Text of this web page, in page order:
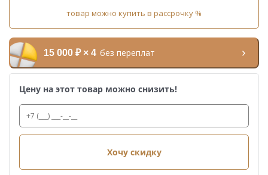
товар можно купить в рассрочку %
15 000 ₽ × 4 без переплат
Цену на этот товар можно снизить!
Хочу скидку